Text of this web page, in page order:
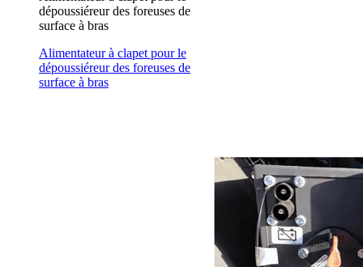
dépoussiéreur des foreuses de
surface à bras
Alimentateur à clapet pour le
dépoussiéreur des foreuses de
surface à bras